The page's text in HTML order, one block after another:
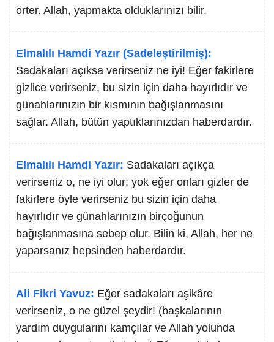
örter. Allah, yapmakta olduklarınızı bilir.
Elmalılı Hamdi Yazır (Sadeleştirilmiş):
Sadakaları açıksa verirseniz ne iyi! Eğer fakirlere
gizlice verirseniz, bu sizin için daha hayırlıdır ve
günahlarınızın bir kısmının bağışlanmasını
sağlar. Allah, bütün yaptıklarınızdan haberdardır.
Elmalılı Hamdi Yazır: Sadakaları açıkça
verirseniz o, ne iyi olur; yok eğer onları gizler de
fakirlere öyle verirseniz bu sizin için daha
hayırlıdır ve günahlarınızın birçoğunun
bağışlanmasına sebep olur. Bilin ki, Allah, her ne
yaparsanız hepsinden haberdardır.
Ali Fikri Yavuz: Eğer sadakaları aşikâre
verirseniz, o ne güzel şeydir! (başkalarının
yardım duygularını kamçılar ve Allah yolunda